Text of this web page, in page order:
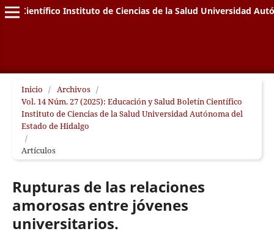
Científico Instituto de Ciencias de la Salud Universidad
Inicio / Archivos /
Vol. 14 Núm. 27 (2025): Educación y Salud Boletín Científico
Instituto de Ciencias de la Salud Universidad Autónoma del
Estado de Hidalgo
/
Artículos
Rupturas de las relaciones
amorosas entre jóvenes
universitarios.